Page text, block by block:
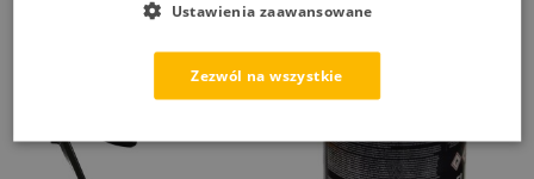
Zezwól na wszystkie
Ustawienia zaawansowane